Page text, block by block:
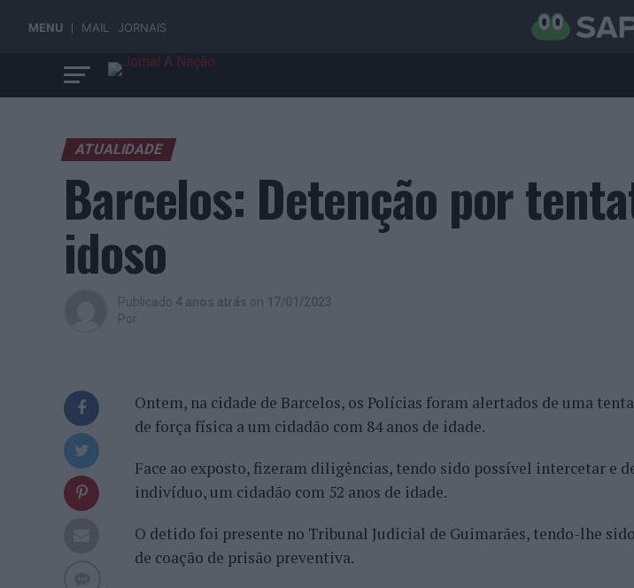
MENU MAIL JORNAIS
ATUALIDADE
Barcelos: Detenção por
idoso
Publicado 4 anos atrás on 17/01/2023
Por
Ontem, na cidade de Barcelos, os Polícias foram alertados de uma
de força física a um cidadão com 84 anos de idade.
Face ao exposto, fizeram diligências, tendo sido possível intercetar e
indivíduo, um cidadão com 52 anos de idade.
O detido foi presente no Tribunal Judicial de Guimarães, tendo-lhe
de coação de prisão preventiva.